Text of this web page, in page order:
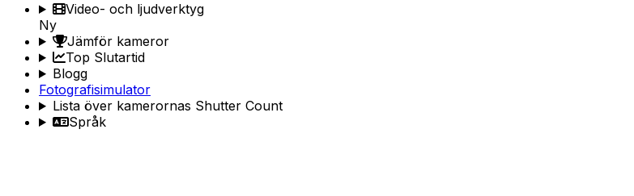
Video- och ljudverktyg
Ny
Jämför kameror
Top Slutartid
Blogg
Fotografisimulator
Lista över kamerornas Shutter Count
Språk